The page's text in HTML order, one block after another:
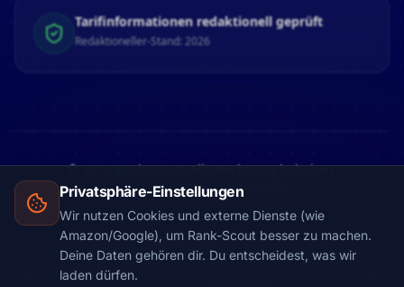
Privatsphäre-Einstellungen
Wir nutzen Cookies und externe Dienste (wie
Amazon/Google), um Rank-Scout besser zu machen.
Deine Daten gehören dir. Du entscheidest, was wir
laden dürfen.
Tarifinformationen redaktionell geprüft
Redaktioneller-Stand: 2026
© 2026 Rank-Scout. Alle Rechte vorbehalten.
Made with
in AUSTRIA 🇦🇹
*Werbehinweis: Rank-Scout finanziert sich teilweise über Partnerlinks und
eingebundene Vergleichsrechner. Wenn du über einen solchen Rechner